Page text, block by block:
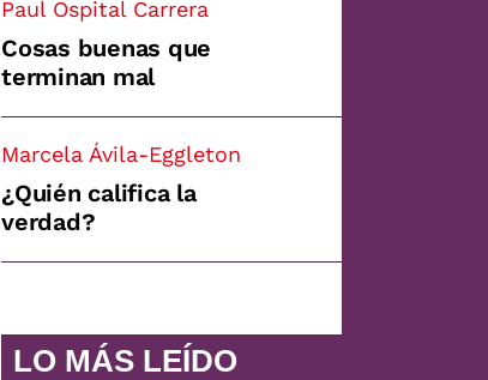
Paul Ospital Carrera
Cosas buenas que
terminan mal
Marcela Ávila-Eggleton
¿Quién califica la
verdad?
LO MÁS LEÍDO